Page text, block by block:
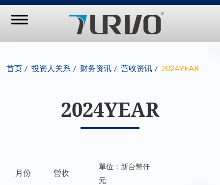
首页 投资人关系 财务资讯 营收资讯 2024YEAR
2024YEAR
月份 營收
單位：新台幣仟
元